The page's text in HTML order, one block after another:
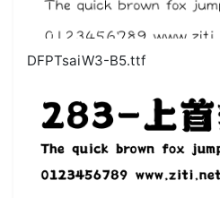
DFPTsaiW3-B5.ttf